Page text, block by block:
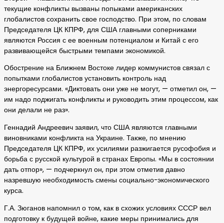
текущие конфликты вызваны попыками американских
глобалистов сохранить свое господство. При этом, по словам
Председателя ЦК КПРФ, для США главными соперниками
являются Россия с ее военным потенциалом и Китай с его
развивающейся быстрыми темпами экономикой.
Обострение на Ближнем Востоке лидер коммунистов связал с
попытками глобалистов установить контроль над
энергоресурсами. «Диктовать они уже не могут, — отметил он, —
им надо поджигать конфликты и руководить этим процессом, как
они делали не раз».
Геннадий Андреевич заявил, что США являются главными
виновниками конфликта на Украине. Также, по мнению
Председателя ЦК КПРФ, их усилиями разжигается русофобия и
борьба с русской культурой в странах Европы. «Мы в состоянии
дать отпор», — подчеркнул он, при этом отметив давно
назревшую необходимость смены социально-экономического
курса.
Г.А. Зюганов напомнил о том, как в схожих условиях СССР вел
подготовку к будущей войне, какие меры принимались для